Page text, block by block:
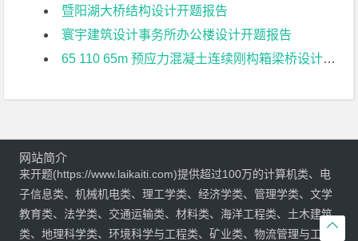
暨阳湖大桥结构设计开题报告
寰宇建筑设计事务所办公楼设计开题报告
65 110 65m 预应力混凝土连续刚构箱梁桥设计开题报告

网站简介
来开题(https://www.laikaiti.com)提供超过100万的计算机类、电
子信息类、机械机电类、理工学类、经济学类、管理学类、文学
教育类、法学类、交通运输类、材料类、海洋工程类、土木建筑
类、地理科学类、环境科学与工程类、矿业类、物流管理与工程